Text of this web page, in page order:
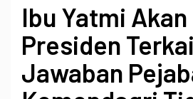
Ibu Yatmi
Presiden
Jawaban